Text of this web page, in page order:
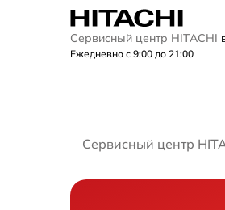
Сервисный центр HITACHI
Ежедневно с 9:00 до 21:00
Сервисный центр